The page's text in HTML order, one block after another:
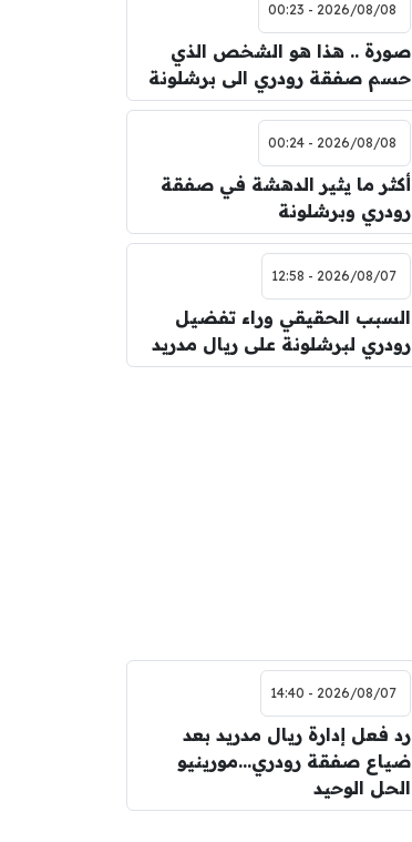
2026/08/08 - 00:23
صورة .. هذا هو الشخص الذي
حسم صفقة رودري الى برشلونة
2026/08/08 - 00:24
أكثر ما يثير الدهشة في صفقة
رودري وبرشلونة
2026/08/07 - 12:58
السبب الحقيقي وراء تفضيل
رودري لبرشلونة على ريال مدريد
2026/08/07 - 14:40
رد فعل إدارة ريال مدريد بعد
ضياع صفقة رودري…مورينيو
الحل الوحيد